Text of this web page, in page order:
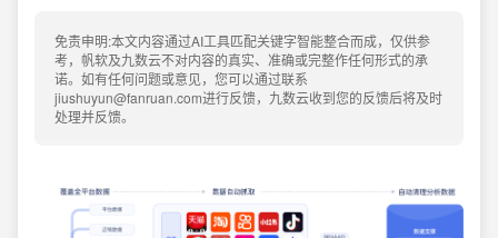
免责申明:本文内容通过AI工具匹配关键字智能整合而成，仅供参
考，帆软及九数云不对内容的真实、准确或完整作任何形式的承
诺。如有任何问题或意见，您可以通过联系
jiushuyun@fanruan.com进行反馈，九数云收到您的反馈后将及时
处理并反馈。